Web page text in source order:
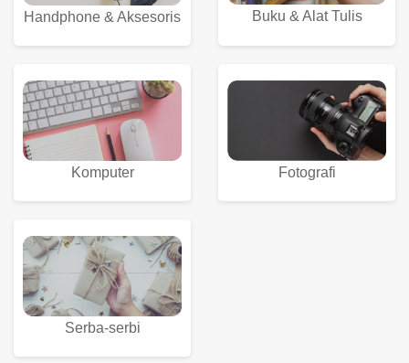
Handphone & Aksesoris Buku & Alat Tulis
Komputer Fotografi
Serba-serbi